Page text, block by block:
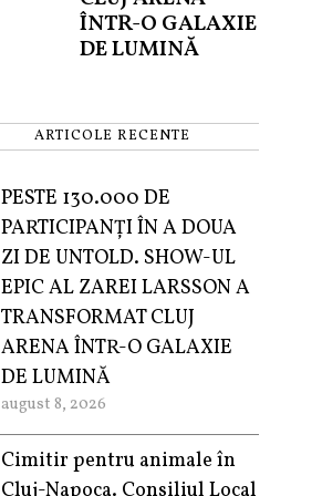
ÎNTR-O GALAXIE
DE LUMINĂ
ARTICOLE RECENTE
PESTE 130.000 DE
PARTICIPANȚI ÎN A DOUA
ZI DE UNTOLD. SHOW-UL
EPIC AL ZAREI LARSSON A
TRANSFORMAT CLUJ
ARENA ÎNTR-O GALAXIE
DE LUMINĂ
august 8, 2026
Cimitir pentru animale în